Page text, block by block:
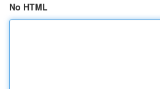
No HTML